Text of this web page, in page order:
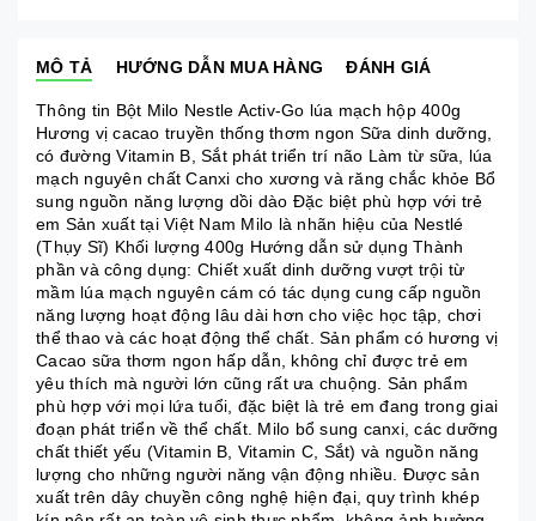
MÔ TẢ HƯỚNG DẪN MUA HÀNG ĐÁNH GIÁ
Thông tin Bột Milo Nestle Activ-Go lúa mạch hộp 400g
Hương vị cacao truyền thống thơm ngon Sữa dinh dưỡng,
có đường Vitamin B, Sắt phát triển trí não Làm từ sữa, lúa
mạch nguyên chất Canxi cho xương và răng chắc khỏe Bổ
sung nguồn năng lượng dồi dào Đặc biệt phù hợp với trẻ
em Sản xuất tại Việt Nam Milo là nhãn hiệu của Nestlé
(Thụy Sĩ) Khối lượng 400g Hướng dẫn sử dụng Thành
phần và công dụng: Chiết xuất dinh dưỡng vượt trội từ
mầm lúa mạch nguyên cám có tác dụng cung cấp nguồn
năng lượng hoạt động lâu dài hơn cho việc học tập, chơi
thể thao và các hoạt động thể chất. Sản phẩm có hương vị
Cacao sữa thơm ngon hấp dẫn, không chỉ được trẻ em
yêu thích mà người lớn cũng rất ưa chuộng. Sản phẩm
phù hợp với mọi lứa tuổi, đặc biệt là trẻ em đang trong giai
đoạn phát triển về thể chất. Milo bổ sung canxi, các dưỡng
chất thiết yếu (Vitamin B, Vitamin C, Sắt) và nguồn năng
lượng cho những người năng vận động nhiều. Được sản
xuất trên dây chuyền công nghệ hiện đại, quy trình khép